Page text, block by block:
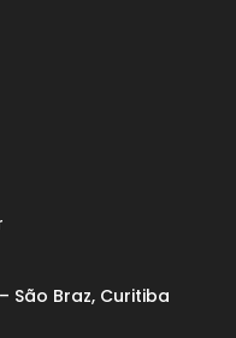
São Braz, Curitiba